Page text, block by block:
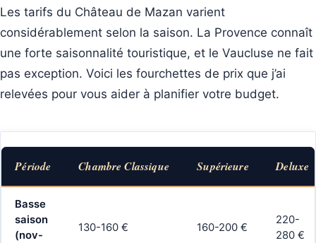
Les tarifs du Château de Mazan varient
considérablement selon la saison. La Provence connaît
une forte saisonnalité touristique, et le Vaucluse ne fait
pas exception. Voici les fourchettes de prix que j’ai
relevées pour vous aider à planifier votre budget.
Période Chambre Classique Supérieure Deluxe
Basse
saison
(nov-
130-160 € 160-200 €
220-
280 €